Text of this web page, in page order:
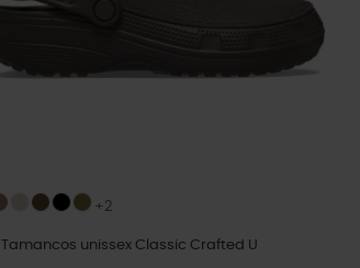
+2
Tamancos unissex Classic Crafted U